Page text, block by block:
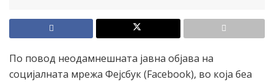
По повод неодамнешната јавна објава на
социјалната мрежа Фејсбук (Facebook), во која беа